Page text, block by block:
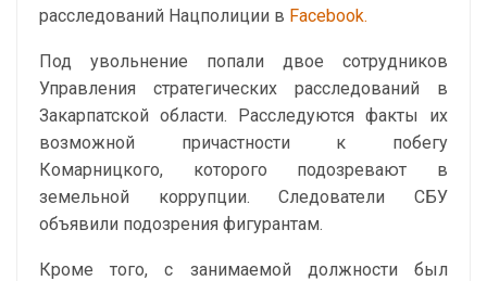
расследований Нацполиции в Facebook.
Под увольнение попали двое сотрудников
Управления стратегических расследований в
Закарпатской области. Расследуются факты их
возможной причастности к побегу
Комарницкого, которого подозревают в
земельной коррупции. Следователи СБУ
объявили подозрения фигурантам.
Кроме того, с занимаемой должности был